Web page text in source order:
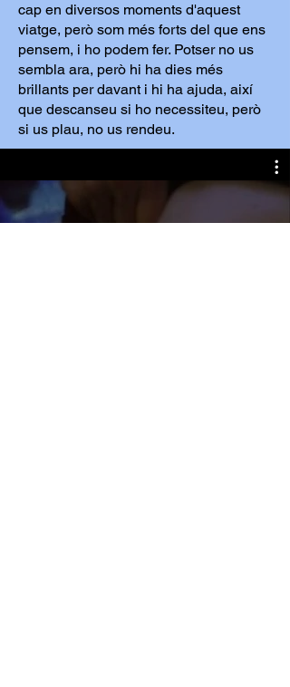
cap en diversos moments d'aquest
viatge, però som més forts del que ens
pensem, i ho podem fer. Potser no us
sembla ara, però hi ha dies més
brillants per davant i hi ha ajuda, així
que descanseu si ho necessiteu, però
si us plau, no us rendeu.